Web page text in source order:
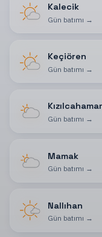
Kalecik
Gün batımı →
Keçiören
Gün batımı →
Gün batımı →
Mamak
Gün batımı →
Nallıhan
Gün batımı →